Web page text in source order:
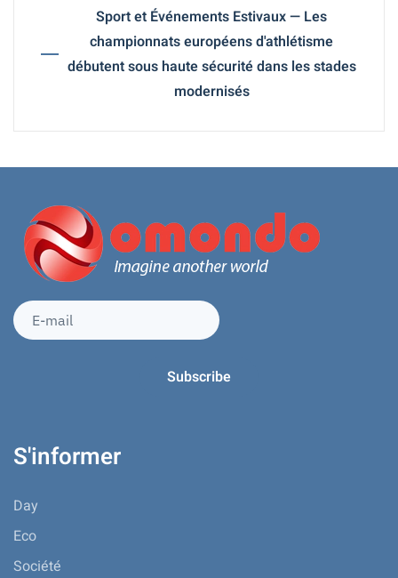
Sport et Événements Estivaux — Les
championnats européens d'athlétisme
débutent sous haute sécurité dans les stades
modernisés
S'informer
Day
Eco
Société